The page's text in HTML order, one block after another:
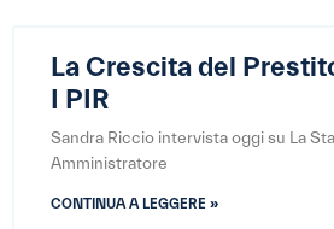
La Crescita del
I PIR
Sandra Riccio intervista oggi su La
Amministratore
CONTINUA A LEGGERE »